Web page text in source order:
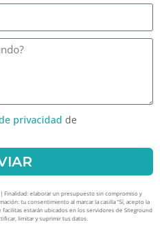
privacidad de
Finalidad: elaborar un presupuesto sin compromiso y
tu consentimiento al marcar la casilla “Sí, acepto la
estarán ubicados en los servidores de Siteground
limitar y suprimir tus datos.